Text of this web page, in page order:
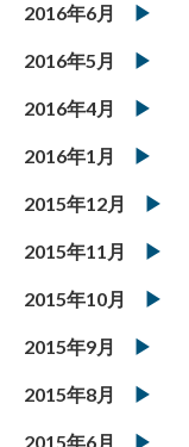
2016年6月
2016年5月
2016年4月
2016年1月
2015年12月
2015年11月
2015年10月
2015年9月
2015年8月
2015年6月